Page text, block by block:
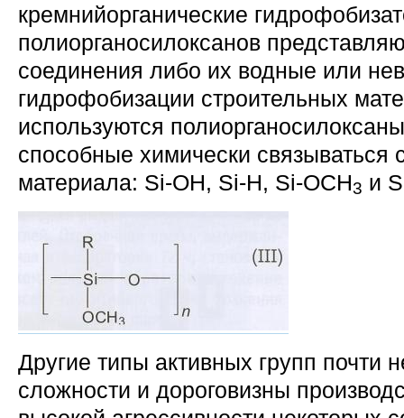
кремнийорганические
полиорганосилоксанов
соединения либо их водные или
гидрофобизации строительных
используются
способные химически связываться
материала: Si-OH, Si-H, Si-OCH3 и
Другие типы активных групп почти
сложности и дороговизны